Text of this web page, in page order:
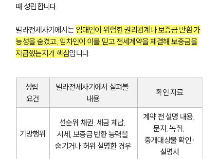
때 성립합니다.
빌라전세사기에서는 임대인이 위험한 권리관계나 보증금 반환 가
능성을 숨겼고, 임차인이 이를 믿고 전세계약을 체결해 보증금을
지급했는지가 핵심입니다.
성립
요건
빌라전세사기에서 살펴볼
내용
확인 자료
기망행위
선순위 채권, 세금 체납,
시세, 보증금 반환 능력을
숨기거나 허위 설명한 경우
계약 전 설명 내용,
문자, 녹취,
중개대상물 확인·
설명서